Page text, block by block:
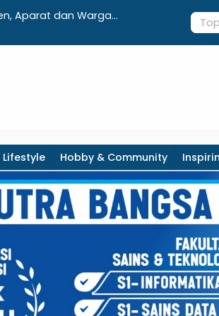
Perkuat Jejaring Literasi
Dari
Lifestyle Hobby & Community